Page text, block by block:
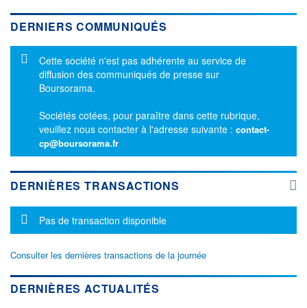
DERNIERS COMMUNIQUÉS
Message d'information
Cette société n'est pas adhérente au service de
diffusion des communiqués de presse sur
Boursorama.
Sociétés cotées, pour paraître dans cette rubrique,
veuillez nous contacter à l'adresse suivante : contact-
cp@boursorama.fr
DERNIÈRES TRANSACTIONS
Message d'information
Pas de transaction disponible
Consulter les dernières transactions de la journée
DERNIÈRES ACTUALITÉS